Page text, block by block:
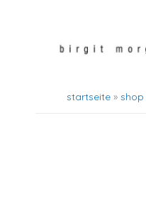
inhalt
startseite shop